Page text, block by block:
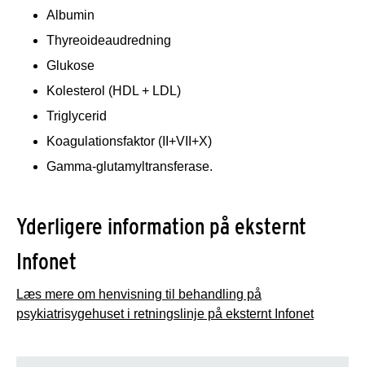
Albumin
Thyreoideaudredning
Glukose
Kolesterol (HDL + LDL)
Triglycerid
Koagulationsfaktor (II+VII+X)
Gamma-glutamyltransferase.
Yderligere information på eksternt
Infonet
Læs mere om henvisning til behandling på
psykiatrisygehuset i retningslinje på eksternt Infonet